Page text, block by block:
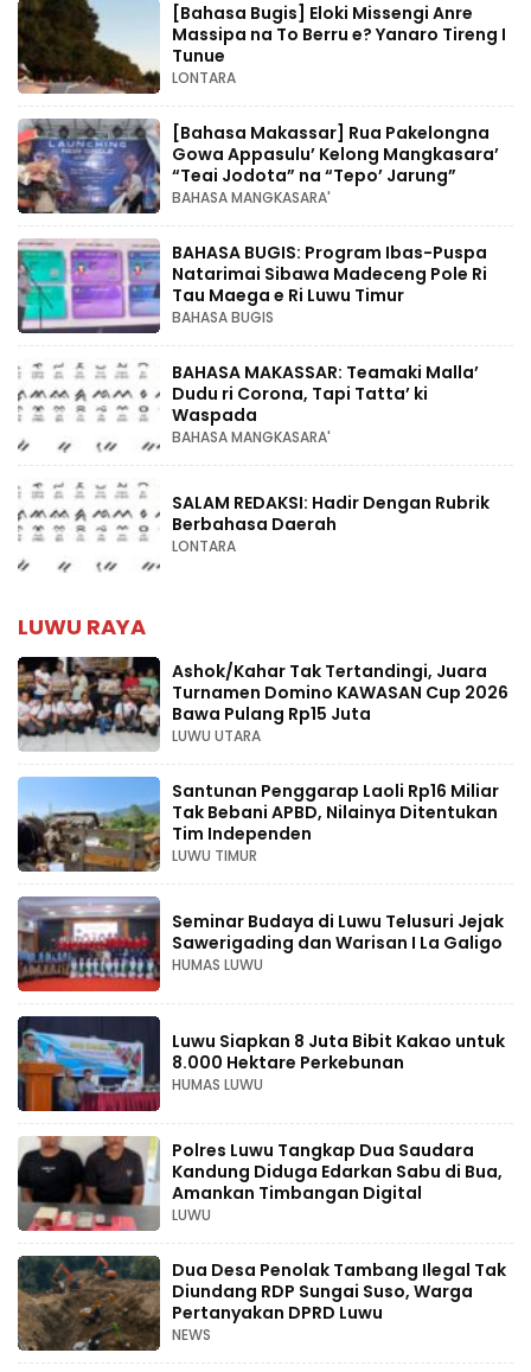
[Bahasa Bugis] ‎Eloki Missengi Anre
Massipa na To Berru e? Yanaro Tireng I
Tunue
LONTARA
[Bahasa Makassar] Rua Pakelongna
Gowa Appasulu’ Kelong Mangkasara’
“Teai Jodota” na “Tepo’ Jarung”
BAHASA MANGKASARA'
BAHASA BUGIS: Program Ibas-Puspa
Natarimai Sibawa Madeceng Pole Ri
Tau Maega e Ri Luwu Timur
BAHASA BUGIS
BAHASA MAKASSAR: Teamaki Malla’
Dudu ri Corona, Tapi Tatta’ ki
Waspada
BAHASA MANGKASARA'
SALAM REDAKSI: Hadir Dengan Rubrik
Berbahasa Daerah
LONTARA
LUWU RAYA
Ashok/Kahar Tak Tertandingi, Juara
Turnamen Domino KAWASAN Cup 2026
Bawa Pulang Rp15 Juta
LUWU UTARA
Santunan Penggarap Laoli Rp16 Miliar
Tak Bebani APBD, Nilainya Ditentukan
Tim Independen
LUWU TIMUR
Seminar Budaya di Luwu Telusuri Jejak
Sawerigading dan Warisan I La Galigo
HUMAS LUWU
Luwu Siapkan 8 Juta Bibit Kakao untuk
8.000 Hektare Perkebunan
HUMAS LUWU
Polres Luwu Tangkap Dua Saudara
Kandung Diduga Edarkan Sabu di Bua,
Amankan Timbangan Digital
LUWU
Dua Desa Penolak Tambang Ilegal Tak
Diundang RDP Sungai Suso, Warga
Pertanyakan DPRD Luwu
NEWS